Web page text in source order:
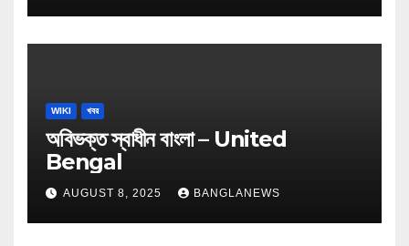
WIKI খবর
অবিভক্ত স্বাধীন বাংলা – United
Bengal
AUGUST 8, 2025 BANGLANEWS